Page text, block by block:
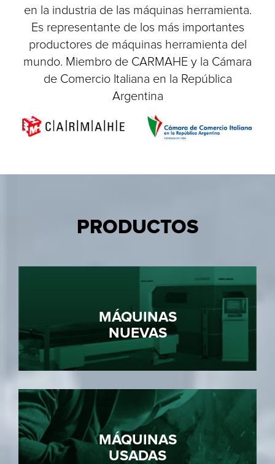
en la industria de las máquinas herramienta.
Es representante de los más importantes
productores de máquinas herramienta del
mundo. Miembro de CARMAHE y la Cámara
de Comercio Italiana en la República
Argentina
PRODUCTOS
MÁQUINAS
NUEVAS
MÁQUINAS
USADAS